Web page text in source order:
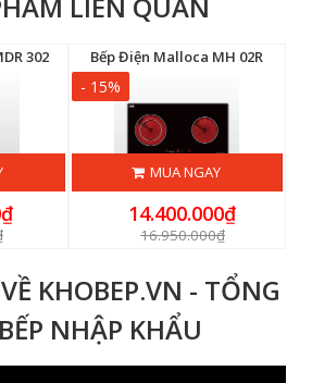
302 Bếp Điện Malloca MH 02R
- 15%
MUA NGAY
14.400.000₫
16.950.000₫
KHOBEP.VN - TỔNG
NHẬP KHẨU